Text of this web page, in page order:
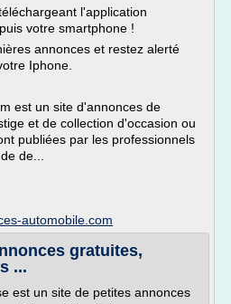
l'application
votre smartphone !
annonces et restez alerté
Iphone.
est un site d'annonces de
et de collection d'occasion ou
publiées par les professionnels
de...
automobile.com
gratuites,
...
est un site de petites annonces